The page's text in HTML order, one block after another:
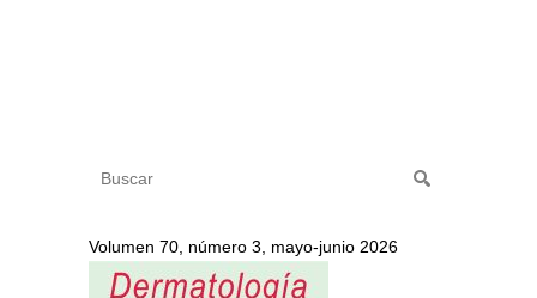
Volumen 70, número 3, mayo-junio 2026